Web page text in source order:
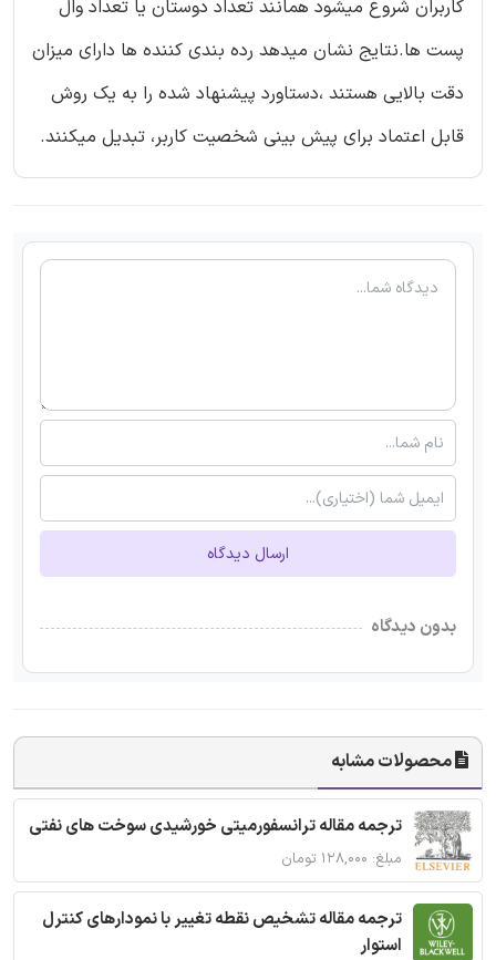
کاربران شروع میشود همانند تعداد دوستان یا تعداد وال
پست ها.نتایج نشان میدهد رده بندی کننده ها دارای میزان
دقت بالایی هستند ،دستاورد پیشنهاد شده را به یک روش
قابل اعتماد برای پیش بینی شخصیت کاربر، تبدیل میکنند.
ارسال دیدگاه
بدون دیدگاه
محصولات مشابه
ترجمه مقاله ترانسفورمیتی خورشیدی سوخت های نفتی
مبلغ: ۱۲۸,۰۰۰ تومان
ترجمه مقاله تشخیص نقطه تغییر با نمودارهای کنترل
استوار